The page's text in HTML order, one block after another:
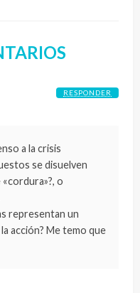
a la crisis
se disuelven
o
representan un
acción? Me temo que
RESPONDER